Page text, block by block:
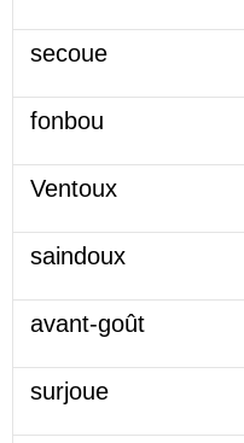
secoue
fonbou
Ventoux
saindoux
avant-goût
surjoue